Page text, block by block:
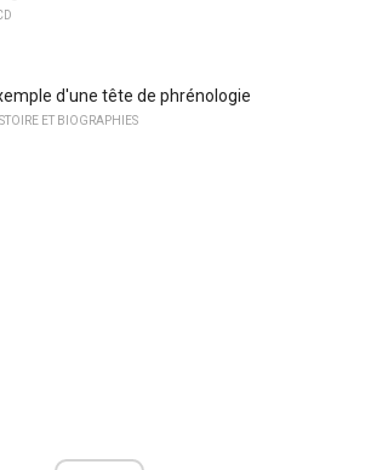
d'une tête de phrénologie
ET BIOGRAPHIES